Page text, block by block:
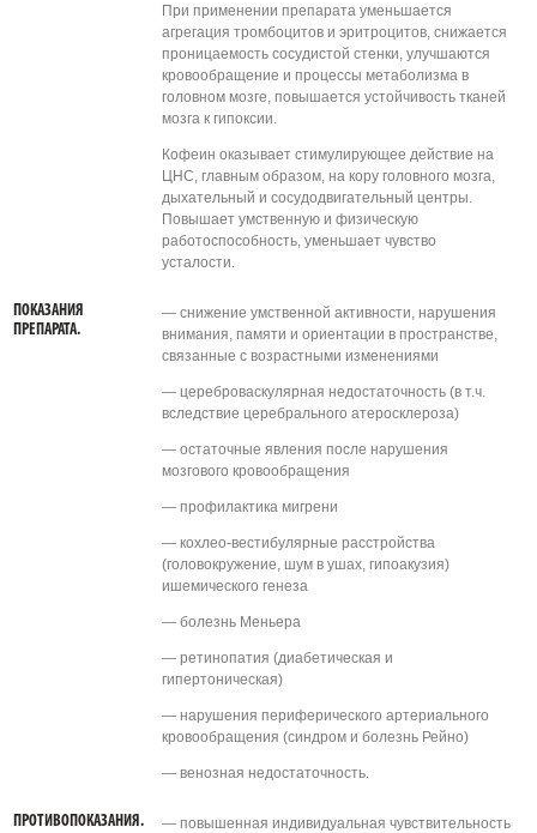
При применении препарата уменьшается
агрегация тромбоцитов и эритроцитов, снижается
проницаемость сосудистой стенки, улучшаются
кровообращение и процессы метаболизма в
головном мозге, повышается устойчивость тканей
мозга к гипоксии.
Кофеин оказывает стимулирующее действие на
ЦНС, главным образом, на кору головного мозга,
дыхательный и сосудодвигательный центры.
Повышает умственную и физическую
работоспособность, уменьшает чувство
усталости.
ПОКАЗАНИЯ
ПРЕПАРАТА.
— снижение умственной активности, нарушения
внимания, памяти и ориентации в пространстве,
связанные с возрастными изменениями
— цереброваскулярная недостаточность (в т.ч.
вследствие церебрального атеросклероза)
— остаточные явления после нарушения
мозгового кровообращения
— профилактика мигрени
— кохлео-вестибулярные расстройства
(головокружение, шум в ушах, гипоакузия)
ишемического генеза
— болезнь Меньера
— ретинопатия (диабетическая и
гипертоническая)
— нарушения периферического артериального
кровообращения (синдром и болезнь Рейно)
— венозная недостаточность.
ПРОТИВОПОКАЗАНИЯ.
— повышенная индивидуальная чувствительность